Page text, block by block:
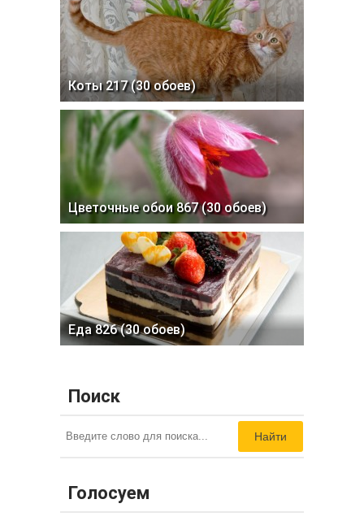
Коты 217 (30 обоев)
Цветочные обои 867 (30 обоев)
Еда 826 (30 обоев)
Поиск
Найти
Голосуем